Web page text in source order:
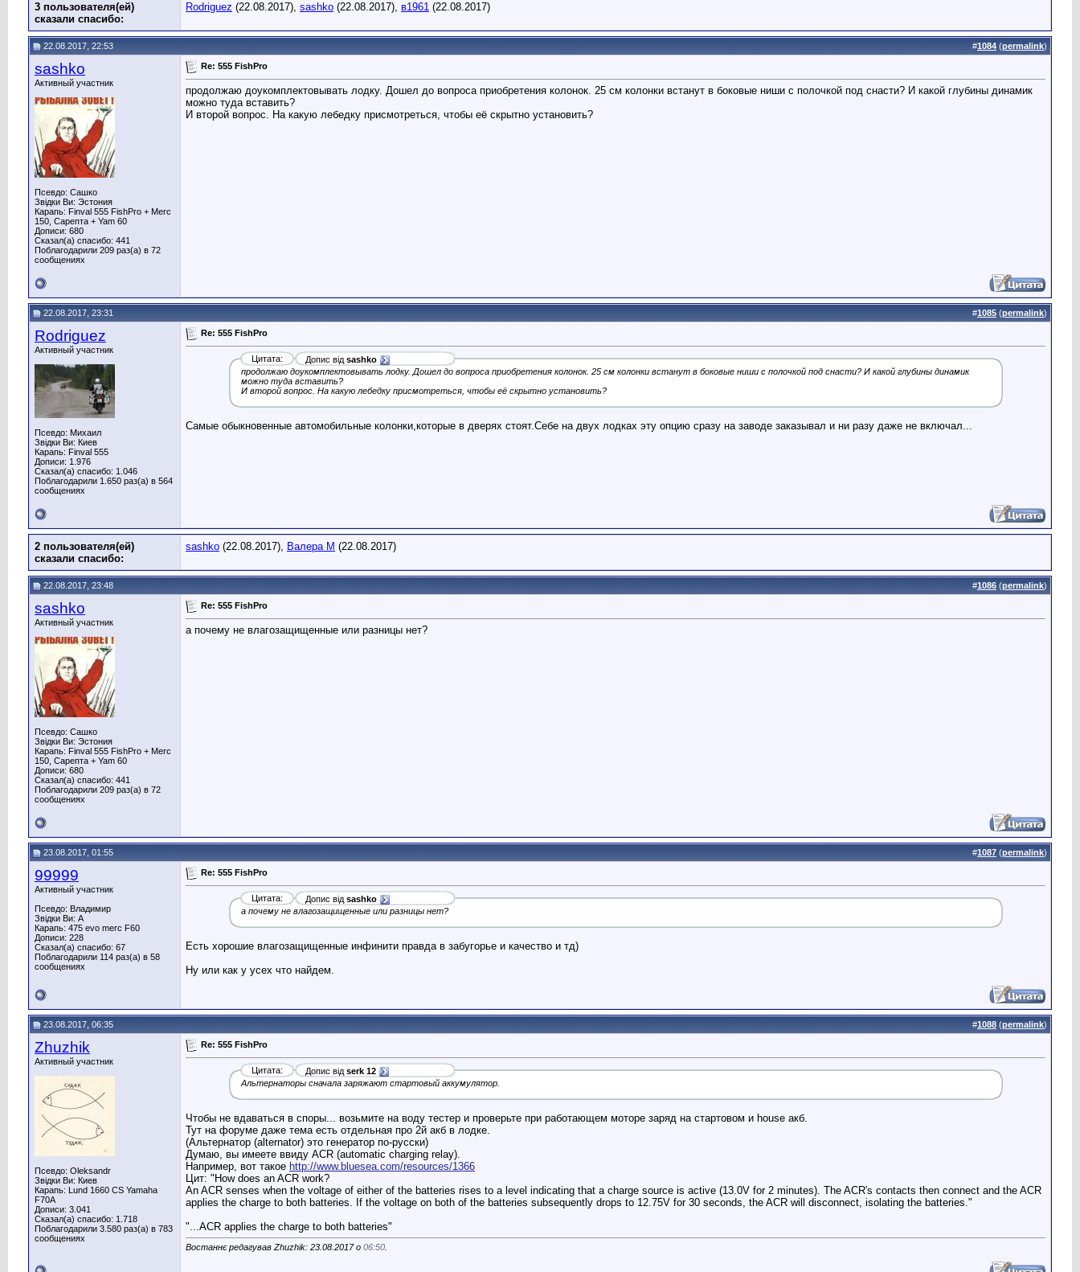
3 пользователя(ей)
сказали cпасибо:
Rodriguez (22.08.2017), sashko (22.08.2017), в1961 (22.08.2017)
22.08.2017, 22:53 #1084 (permalink)
sashko
Активный участник
Псевдо: Сашко
Звідки Ви: Эстония
Карапь: Finval 555 FishPro + Merc
150, Сарепта + Yam 60
Дописи: 680
Сказал(а) спасибо: 441
Поблагодарили 209 раз(а) в 72
сообщениях
Re: 555 FishPro
продолжаю доукомплектовывать лодку. Дошел до вопроса приобретения колонок. 25 см колонки встанут в боковые ниши с полочкой под снасти? И какой глубины динамик
можно туда вставить?
И второй вопрос. На какую лебедку присмотреться, чтобы её скрытно установить?
22.08.2017, 23:31 #1085 (permalink)
Rodriguez
Активный участник
Псевдо: Михаил
Звідки Ви: Киев
Карапь: Finval 555
Дописи: 1.976
Сказал(а) спасибо: 1.046
Поблагодарили 1.650 раз(а) в 564
сообщениях
Re: 555 FishPro
Цитата: Допис від sashko
продолжаю доукомплектовывать лодку. Дошел до вопроса приобретения колонок. 25 см колонки встанут в боковые ниши с полочкой под снасти? И какой глубины динамик
можно туда вставить?
И второй вопрос. На какую лебедку присмотреться, чтобы её скрытно установить?
Самые обыкновенные автомобильные колонки,которые в дверях стоят.Себе на двух лодках эту опцию сразу на заводе заказывал и ни разу даже не включал...
2 пользователя(ей)
сказали cпасибо:
sashko (22.08.2017), Валера М (22.08.2017)
22.08.2017, 23:48 #1086 (permalink)
sashko
Активный участник
Псевдо: Сашко
Звідки Ви: Эстония
Карапь: Finval 555 FishPro + Merc
150, Сарепта + Yam 60
Дописи: 680
Сказал(а) спасибо: 441
Поблагодарили 209 раз(а) в 72
сообщениях
Re: 555 FishPro
а почему не влагозащищенные или разницы нет?
23.08.2017, 01:55 #1087 (permalink)
99999
Активный участник
Псевдо: Владимир
Звідки Ви: A
Карапь: 475 evo merc F60
Дописи: 228
Сказал(а) спасибо: 67
Поблагодарили 114 раз(а) в 58
сообщениях
Re: 555 FishPro
Цитата: Допис від sashko
а почему не влагозащищенные или разницы нет?
Есть хорошие влагозащищенные инфинити правда в забугорье и качество и тд)
Ну или как у усех что найдем.
23.08.2017, 06:35 #1088 (permalink)
Zhuzhik
Активный участник
Псевдо: Oleksandr
Звідки Ви: Киев
Карапь: Lund 1660 CS Yamaha
F70A
Дописи: 3.041
Сказал(а) спасибо: 1.718
Поблагодарили 3.580 раз(а) в 783
сообщениях
Re: 555 FishPro
Цитата: Допис від serk 12
Альтернаторы сначала заряжают стартовый аккумулятор.
Чтобы не вдаваться в споры... возьмите на воду тестер и проверьте при работающем моторе заряд на стартовом и house акб.
Тут на форуме даже тема есть отдельная про 2й акб в лодке.
(Альтернатор (alternator) это генератор по-русски)
Думаю, вы имеете ввиду ACR (automatic charging relay).
Например, вот такое http://www.bluesea.com/resources/1366
Цит: "How does an ACR work?
An ACR senses when the voltage of either of the batteries rises to a level indicating that a charge source is active (13.0V for 2 minutes). The ACR′s contacts then connect and the ACR
applies the charge to both batteries. If the voltage on both of the batteries subsequently drops to 12.75V for 30 seconds, the ACR will disconnect, isolating the batteries."
"...ACR applies the charge to both batteries"
Востаннє редагував Zhuzhik: 23.08.2017 о 06:50